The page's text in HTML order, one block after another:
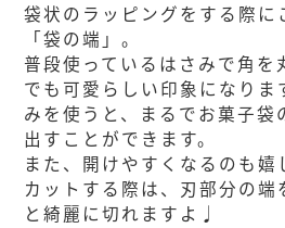
袋状のラッピングをする際に
「袋の端」。
普段使っているはさみで角を
でも可愛らしい印象になりま
みを使うと、まるでお菓子袋
出すことができます。
また、開けやすくなるのも嬉
カットする際は、刃部分の端
と綺麗に切れますよ♩